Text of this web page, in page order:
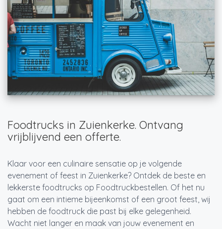
Foodtrucks in Zuienkerke. Ontvang
vrijblijvend een offerte.
Klaar voor een culinaire sensatie op je volgende
evenement of feest in Zuienkerke? Ontdek de beste en
lekkerste foodtrucks op Foodtruckbestellen. Of het nu
gaat om een intieme bijeenkomst of een groot feest, wij
hebben de foodtruck die past bij elke gelegenheid.
Wacht niet langer en maak van jouw evenement en